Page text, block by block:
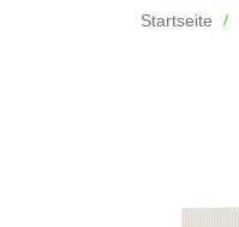
Startseite